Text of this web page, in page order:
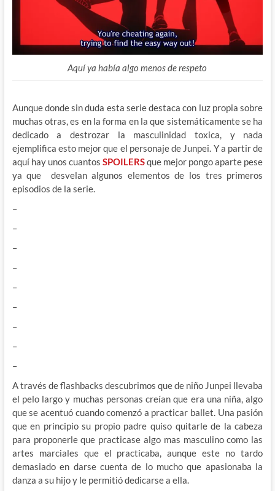
Aquí ya había algo menos de respeto
Aunque donde sin duda esta serie destaca con luz propia sobre
muchas otras, es en la forma en la que sistemáticamente se ha
dedicado a destrozar la masculinidad toxica, y nada
ejemplifica esto mejor que el personaje de Junpei. Y a partir de
aquí hay unos cuantos SPOILERSque mejor pongo aparte pese
ya que desvelan algunos elementos de los tres primeros
episodios de la serie.
–
–
–
–
–
–
–
–
–
A través de flashbacks descubrimos que de niño Junpei llevaba
el pelo largo y muchas personas creían que era una niña, algo
que se acentuó cuando comenzó a practicar ballet. Una pasión
que en principio su propio padre quiso quitarle de la cabeza
para proponerle que practicase algo mas masculino como las
artes marciales que el practicaba, aunque este no tardo
demasiado en darse cuenta de lo mucho que apasionaba la
danza a su hijo y le permitió dedicarse a ella.